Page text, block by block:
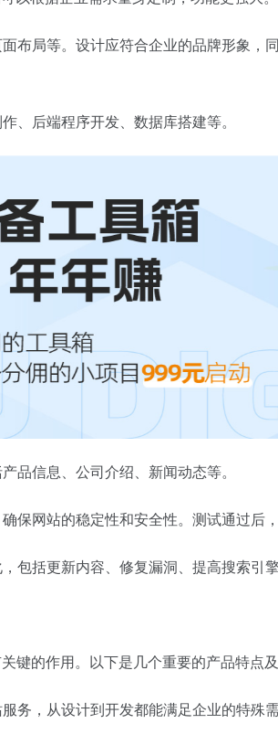
布局等。设计应符合企业的品牌形象，
、后端程序开发、数据库搭建等。
品信息、公司介绍、新闻动态等。
保网站的稳定性和安全性。测试通过后，
包括更新内容、修复漏洞、提高搜索引擎
键的作用。以下是几个重要的产品特点及
务，从设计到开发都能满足企业的特殊需